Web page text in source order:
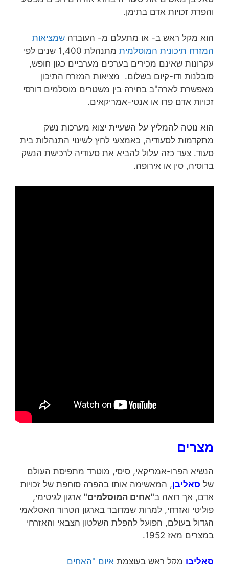
והפרת זכויות אדם בתימן.
הוא מקל ראש ב- או מתעלם מ- העובדה שמציאות
המזרח תיכונית המוסלמית
מתנהלת 1,400 שנים לפי
עקרונות שאינם מכירים בערכים מערביים כגון חופש,
סובלנות ודו-קיום בשלום. מציאות המזרח התיכון
מאפשרת לארה"ב בחירה בין משטרים מוסלמים דורסי
זכויות אדם פרו או אנטי-אמריקאים.
הוא נוטה להמליץ על השעיית יצוא מערכות נשק
מתקדמות לסעודיה, כאמצעי לחץ לשינוי התנהלות בית
סעוד. צעד כזה עלול להביא את סעודיה לרכישת הנשק
ברוסיה, סין או אירופה.
מצרים
הנשיא הפרו-אמריקאי, סיסי, מוטרד מתפיסת העולם
של סאליבן, המאשימה אותו בהפרה סוחפת של זכויות
אדם, אך רואה ב"אחים המוסלמים" ארגון לגיטימי,
פוליטי ואזרחי, למרות שמדובר בארגון הטרור האסלאמי
הגדול בעולם, הפועל להפלת השלטון הצבאי והאזרחי
במצרים מאז 1952.
סאליבן מקל ראש בעוצמת איום "האחים